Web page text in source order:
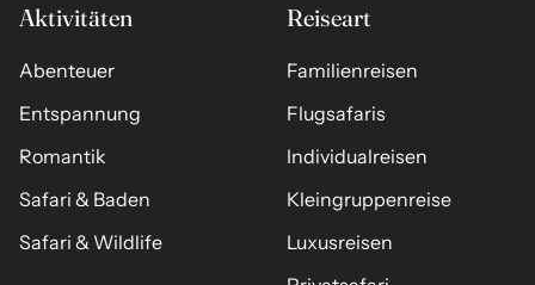
Aktivitäten
Abenteuer
Entspannung
Romantik
Safari & Baden
Safari & Wildlife
Reiseart
Familienreisen
Flugsafaris
Individualreisen
Kleingruppenreise
Luxusreisen